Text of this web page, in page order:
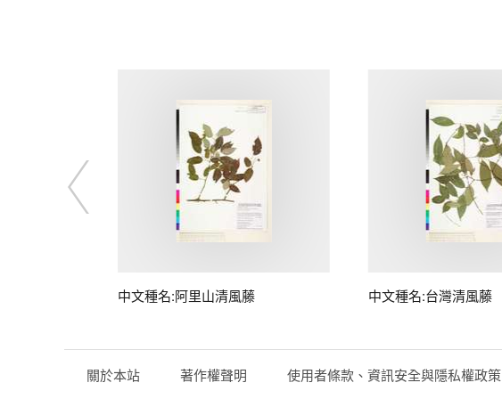
中文種名:阿里山清風藤 中文種名:台灣清風藤
關於本站 著作權聲明 使用者條款、資訊安全與隱私權政策